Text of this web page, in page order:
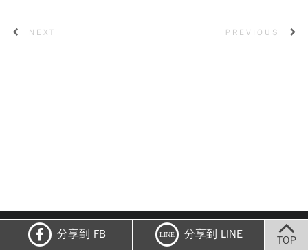
NEXT PREVIOUS
|網頁版
About Livia
分享到 FB LINE 分享到 LINE TOP